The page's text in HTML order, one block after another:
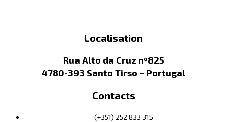
Localisation
Rua Alto da Cruz nº825
4780-393 Santo Tirso – Portugal
Contacts
(+351) 252 833 315